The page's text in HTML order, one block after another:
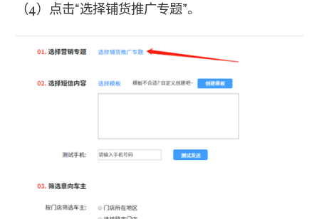
（4） 点击“选择铺货推广专题”。